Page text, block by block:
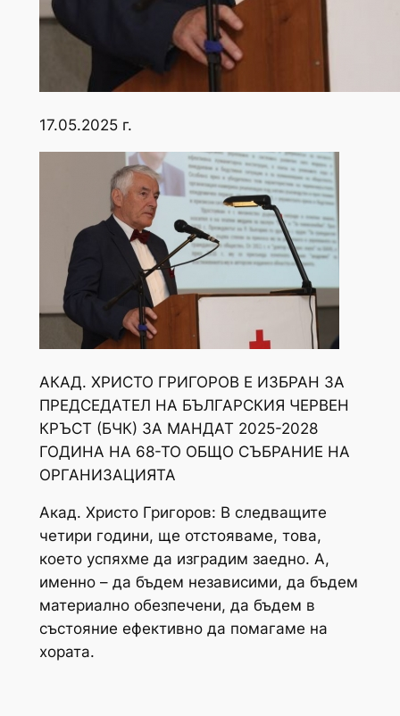
17.05.2025 г.
АКАД. ХРИСТО ГРИГОРОВ Е ИЗБРАН ЗА
ПРЕДСЕДАТЕЛ НА БЪЛГАРСКИЯ ЧЕРВЕН
КРЪСТ (БЧК) ЗА МАНДАТ 2025-2028
ГОДИНА НА 68-ТО ОБЩО СЪБРАНИЕ НА
ОРГАНИЗАЦИЯТА
Акад. Христо Григоров: В следващите
четири години, ще отстояваме, това,
което успяхме да изградим заедно. А,
именно – да бъдем независими, да бъдем
материално обезпечени, да бъдем в
състояние ефективно да помагаме на
хората.